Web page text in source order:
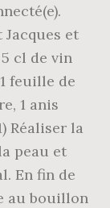
et
cl de vin
feuille de
1 anis
Réaliser la
peau et
En fin de
au bouillon